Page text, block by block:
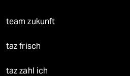
team zukunft
taz frisch
taz zahl ich